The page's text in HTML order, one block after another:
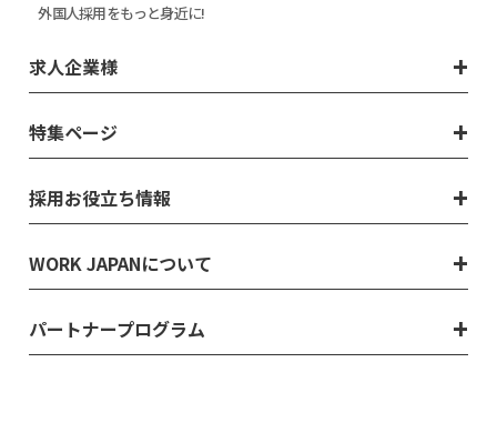
外国人採用をもっと身近に!
求人企業様
特集ページ
採用お役立ち情報
WORK JAPANについて
パートナープログラム